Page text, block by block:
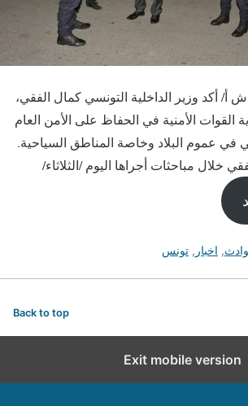
يناير /أ ش أ/ أكد وزير الداخلية التونسي كمال الفقي،
القوات الأمنية في الحفاظ على الأمن العام
في عموم البلاد وخاصة المناطق السياحية.
خلال مباحثات أجراها اليوم /الثلاثاء/
, اخبار , تونس
Back to top
Exit mobile version